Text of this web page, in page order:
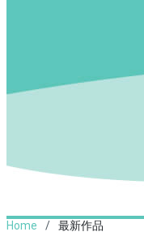
Home 最新作品